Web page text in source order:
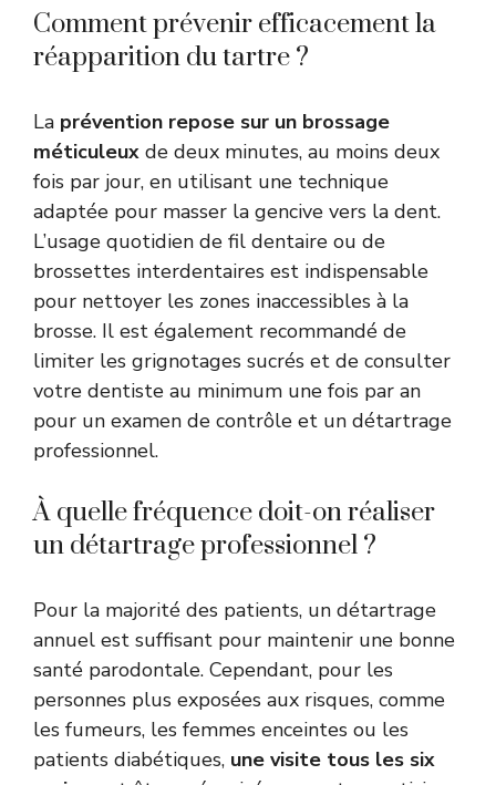
Comment prévenir efficacement la
réapparition du tartre ?
La prévention repose sur un brossage
méticuleux de deux minutes, au moins deux
fois par jour, en utilisant une technique
adaptée pour masser la gencive vers la dent.
L’usage quotidien de fil dentaire ou de
brossettes interdentaires est indispensable
pour nettoyer les zones inaccessibles à la
brosse. Il est également recommandé de
limiter les grignotages sucrés et de consulter
votre dentiste au minimum une fois par an
pour un examen de contrôle et un détartrage
professionnel.
À quelle fréquence doit-on réaliser
un détartrage professionnel ?
Pour la majorité des patients, un détartrage
annuel est suffisant pour maintenir une bonne
santé parodontale. Cependant, pour les
personnes plus exposées aux risques, comme
les fumeurs, les femmes enceintes ou les
patients diabétiques, une visite tous les six